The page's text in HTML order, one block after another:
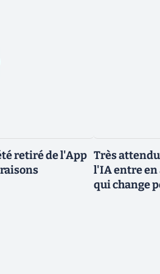
retiré de l'App Très
l'IA entre en
qui change